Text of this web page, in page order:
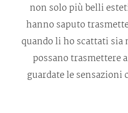
non solo più belli
hanno saputo
quando li ho scattati sia
possano trasmettere
guardate le sensazioni